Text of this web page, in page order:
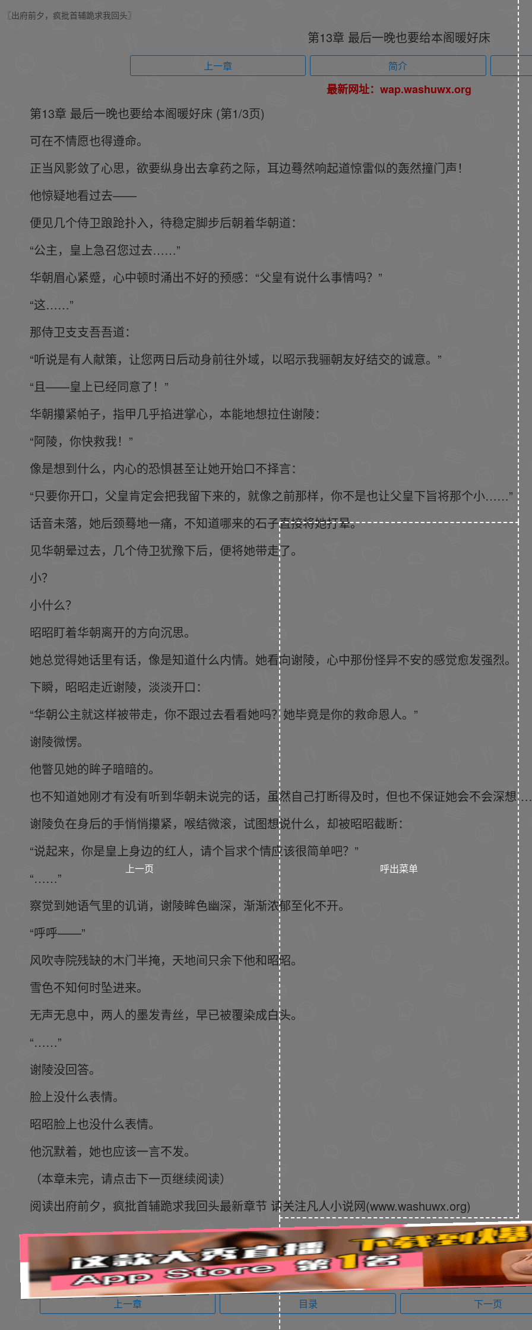
〖出府前夕，疯批首辅跪求我回头〗
第13章 最后一晚也要给本阁暖好床
上一章 简介
最新网址：wap.washuwx.org
第13章 最后一晚也要给本阁暖好床 (第1/3页)
可在不情愿也得遵命。
正当风影敛了心思，欲要纵身出去拿药之际，耳边蓦然响起道惊雷似的轰然撞门声！
他惊疑地看过去——
便见几个侍卫踉跄扑入，待稳定脚步后朝着华朝道：
“公主，皇上急召您过去……”
华朝眉心紧蹙，心中顿时涌出不好的预感：“父皇有说什么事情吗？”
“这……”
那侍卫支支吾吾道：
“听说是有人献策，让您两日后动身前往外域，以昭示我骊朝友好结交的诚意。”
“且——皇上已经同意了！”
华朝攥紧帕子，指甲几乎掐进掌心，本能地想拉住谢陵：
“阿陵，你快救我！”
像是想到什么，内心的恐惧甚至让她开始口不择言：
“只要你开口，父皇肯定会把我留下来的，就像之前那样，你不是也让父皇下旨将那个小……”
话音未落，她后颈蓦地一痛，不知道哪来的石子直接将她打晕。
见华朝晕过去，几个侍卫犹豫下后，便将她带走了。
小？
小什么？
昭昭盯着华朝离开的方向沉思。
她总觉得她话里有话，像是知道什么内情。她看向谢陵，心中那份怪异不安的感觉愈发强烈。
下瞬，昭昭走近谢陵，淡淡开口：
“华朝公主就这样被带走，你不跟过去看看她吗？她毕竟是你的救命恩人。”
谢陵微愣。
他瞥见她的眸子暗暗的。
也不知道她刚才有没有听到华朝未说完的话，虽然自己打断得及时，但也不保证她会不会深想
谢陵负在身后的手悄悄攥紧，喉结微滚，试图想说什么，却被昭昭截断：
“说起来，你是皇上身边的红人，请个旨求个情应该很简单吧？”
“……”
察觉到她语气里的讥诮，谢陵眸色幽深，渐渐浓郁至化不开。
“呼呼——”
风吹寺院残缺的木门半掩，天地间只余下他和昭昭。
雪色不知何时坠进来。
无声无息中，两人的墨发青丝，早已被覆染成白头。
“……”
谢陵没回答。
脸上没什么表情。
昭昭脸上也没什么表情。
他沉默着，她也应该一言不发。
（本章未完，请点击下一页继续阅读）
阅读出府前夕，疯批首辅跪求我回头最新章节 请关注凡人小说网(www.washuwx.org)
上一章 目录 下一页
上一页 呼出菜单